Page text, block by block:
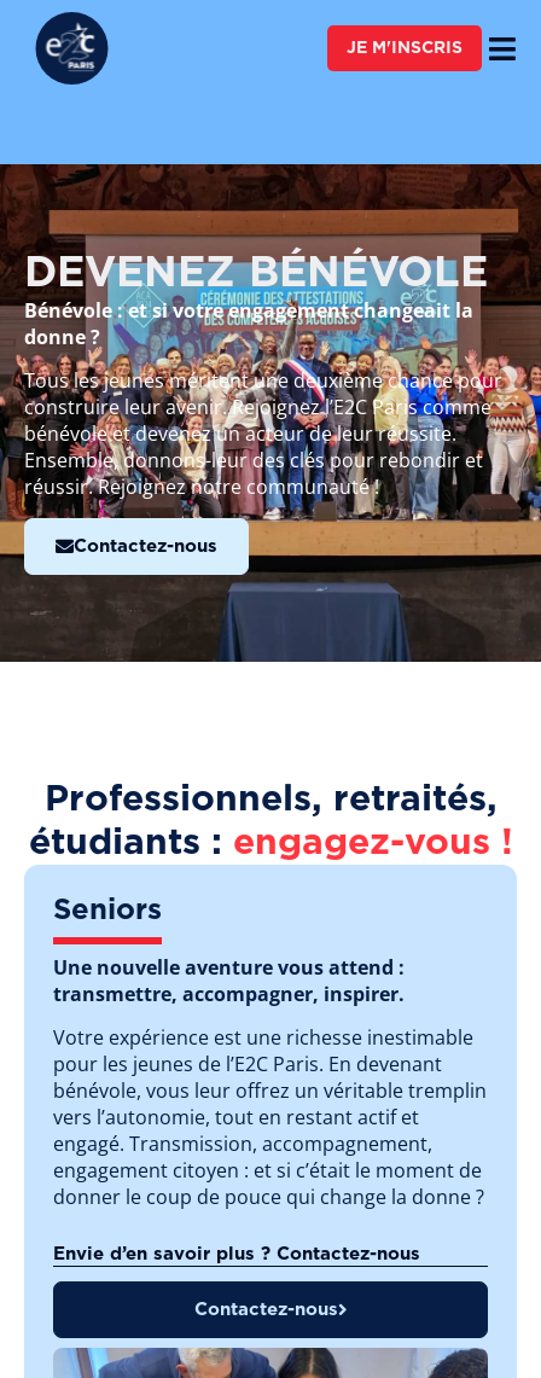
FAIRE UN DON
JE M'INSCRIS
DEVENEZ BÉNÉVOLE
Bénévole : et si votre engagement changeait la
donne ?
Tous les jeunes méritent une deuxième chance pour
construire leur avenir. Rejoignez l’E2C Paris comme
bénévole et devenez un acteur de leur réussite.
Ensemble, donnons-leur des clés pour rebondir et
réussir. Rejoignez notre communauté !
Contactez-nous
Professionnels, retraités,
étudiants : engagez-vous !
Contactez-nous
Seniors
Une nouvelle aventure vous attend :
transmettre, accompagner, inspirer.
Votre expérience est une richesse inestimable
pour les jeunes de l’E2C Paris. En devenant
bénévole, vous leur offrez un véritable tremplin
vers l’autonomie, tout en restant actif et
engagé. Transmission, accompagnement,
engagement citoyen : et si c’était le moment de
donner le coup de pouce qui change la donne ?
Envie d’en savoir plus ? Contactez-nous